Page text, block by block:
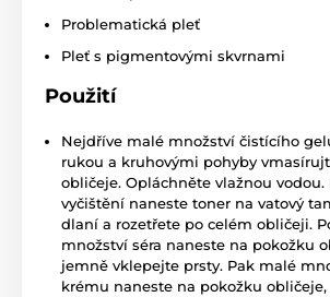
Problematická pleť
Pleť s pigmentovými skvrnami
Použití
Nejdříve malé množství čistícího
rukou a kruhovými pohyby
obličeje. Opláchněte vlažnou
vyčištění naneste toner na vatový
dlaní a rozetřete po celém obličeji.
množství séra naneste na pokožku
jemně vklepejte prsty. Pak malé
krému naneste na pokožku